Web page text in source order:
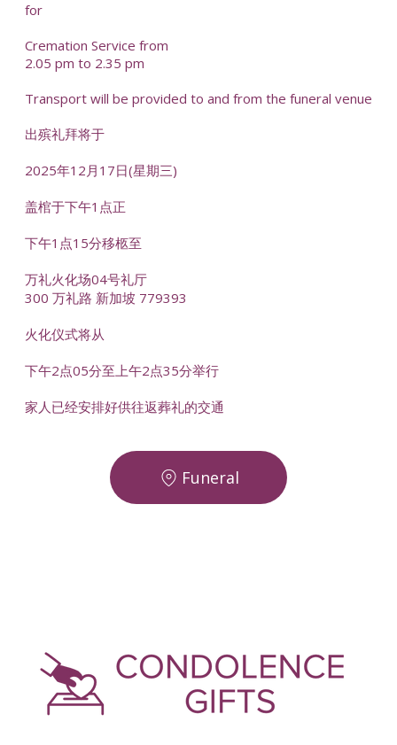
for
Cremation Service from
2.05 pm to 2.35 pm
Transport will be provided to and from the funeral venue
出殡礼拜将于
2025年12月17日(星期三)
盖棺于下午1点正
下午1点15分移柩至
万礼火化场04号礼厅
300 万礼路 新加坡 779393
火化仪式将从
下午2点05分至上午2点35分举行
家人已经安排好供往返葬礼的交通
Funeral